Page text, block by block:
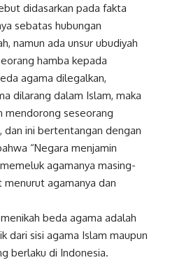
didasarkan pada fakta
sebatas hubungan
namun ada unsur ubudiyah
hamba kepada
agama dilegalkan,
dilarang dalam Islam, maka
mendorong seseorang
dan ini bertentangan dengan
“Negara menjamin
agamanya masing-
agamanya dan
beda agama adalah
dari sisi agama Islam maupun
berlaku di Indonesia.